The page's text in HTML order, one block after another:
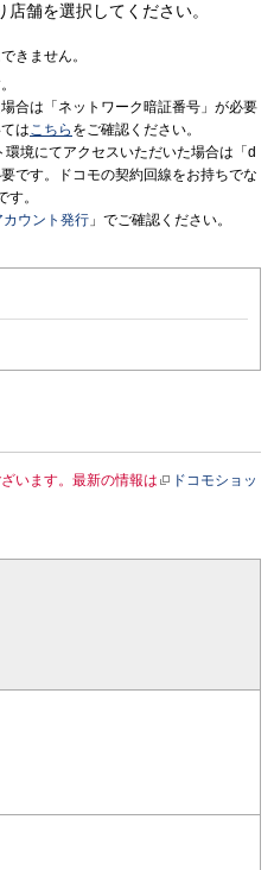
舗を選択してください。
きません。
合は「ネットワーク暗証番号」が必要
はこちら をご確認ください。
境にてアクセスいただいた場合は「d
です。ドコモの契約回線をお持ちでな
。
カウント発行 」でご確認ください。
います。最新の情報は
ドコモショッ